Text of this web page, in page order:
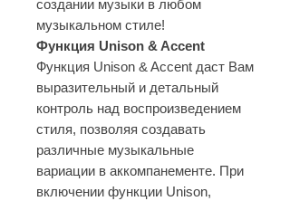
создании музыки в любом
музыкальном стиле!
Функция Unison & Accent
Функция Unison & Accent даст Вам
выразительный и детальный
контроль над воспроизведением
стиля, позволяя создавать
различные музыкальные
вариации в аккомпанементе. При
включении функции Unison,